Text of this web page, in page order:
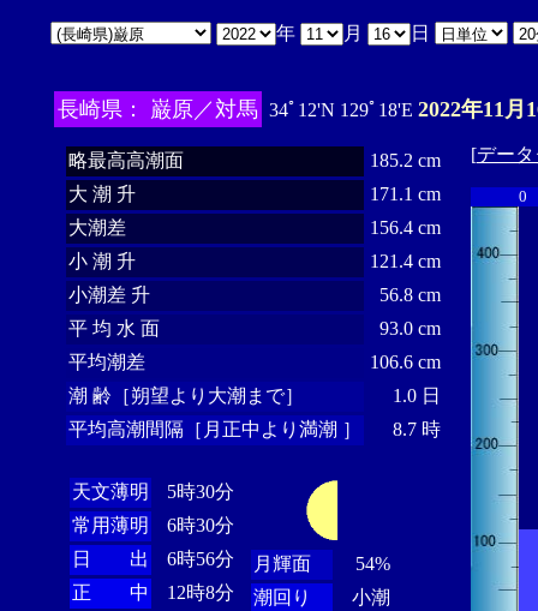
年 月 日
長崎県： 巌原／対馬 34ﾟ12'N 129ﾟ18'E 2022年11月
略最高高潮面
185.2 cm
大 潮 升
171.1 cm
大潮差
156.4 cm
小 潮 升
121.4 cm
小潮差 升
56.8 cm
平 均 水 面
93.0 cm
平均潮差
106.6 cm
潮 齢［朔望より大潮まで］
1.0 日
平均高潮間隔［月正中より満潮 ］
8.7 時
天文薄明
5時30分
常用薄明
6時30分
日 出
6時56分
正 中
12時8分
月輝面
54%
潮回り
小潮
[デー
0